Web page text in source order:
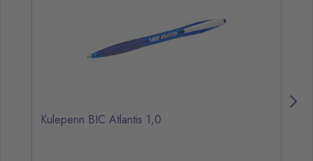
Kulepenn BIC Atlantis 1,0